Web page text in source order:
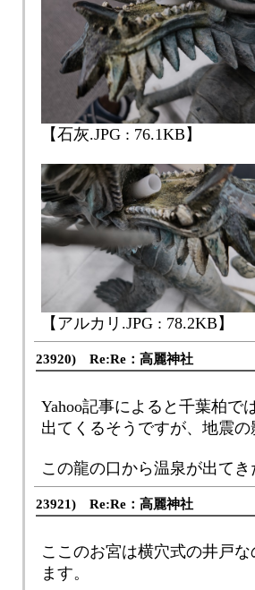
【石灰.JPG : 76.1KB】
【アルカリ.JPG : 78.2KB】
23920) Re:Re：高麗神社
Yahoo記事によると千葉柏で
出てくるそうですが、地震
この龍の口から温泉が出て
23921) Re:Re：高麗神社
ここのお宮は横穴式の井戸
ます。